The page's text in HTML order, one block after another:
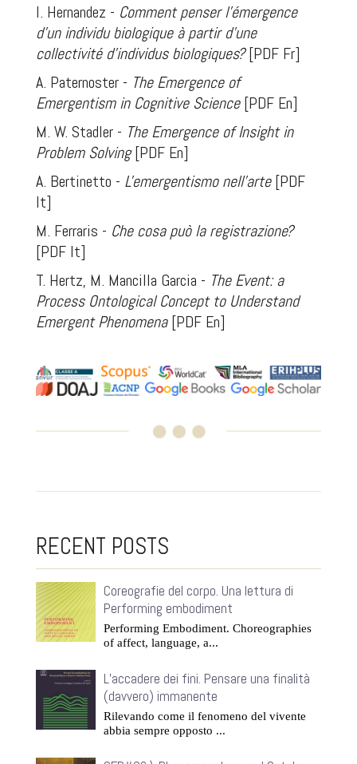
I. Hernandez - Comment penser l'émergence
d'un individu biologique à partir d'une
collectivité d'individus biologiques?[PDF Fr]
A. Paternoster - The Emergence of
Emergentism in Cognitive Science[PDF En]
M. W. Stadler - The Emergence of Insight in
Problem Solving[PDF En]
A. Bertinetto - L'emergentismo nell'arte[PDF
It]
M. Ferraris - Che cosa può la registrazione?
[PDF It]
T. Hertz, M. Mancilla Garcia - The Event: a
Process Ontological Concept to Understand
Emergent Phenomena[PDF En]
RECENT POSTS
Coreografie del corpo. Una lettura di
Performing embodiment
Performing Embodiment. Choreographies
of affect, language, a...
L’accadere dei fini. Pensare una finalità
(davvero) immanente
Rilevando come il fenomeno del vivente
abbia sempre opposto ...